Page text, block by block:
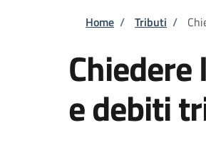
Briciole
Home / Tributi /
e debiti